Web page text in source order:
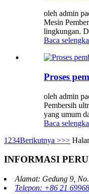
oleh admin
Mesin
lingkungan.
Baca
Proses
oleh admin
Pembersih
yang umum
Baca
1 234Berikutnya >>>
INFORMASI
Alamat: Gedung 9,
Telepon: +86 21